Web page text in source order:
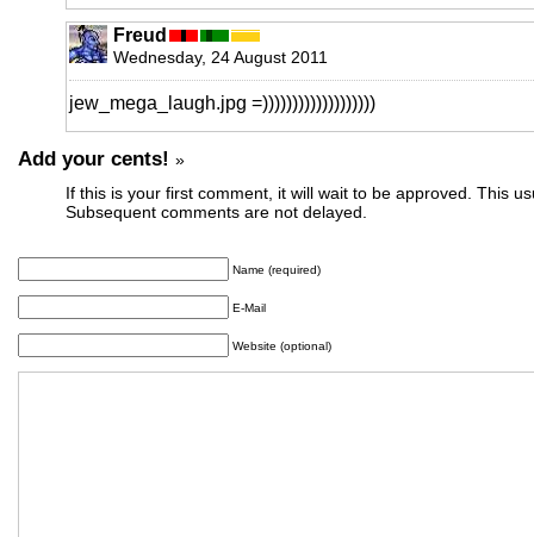
Freud
Wednesday, 24 August 2011
jew_mega_laugh.jpg =)))))))))))))))))))
Add your cents! »
If this is your first comment, it will wait to be approved. This
Subsequent comments are not delayed.
Name (required)
E-Mail
Website (optional)